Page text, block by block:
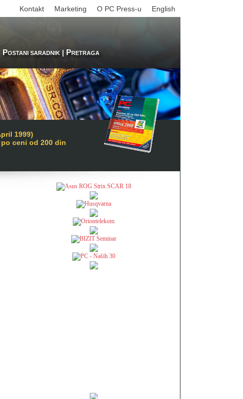
English
O PC Press-u
Marketing
Kontakt
POSTANI SARADNIK| PRETRAGA
1999)
ceni od 200 din